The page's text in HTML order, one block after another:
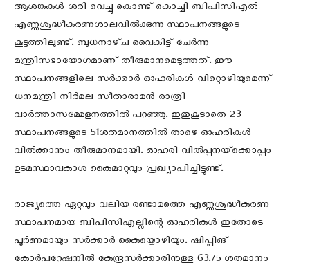
ആശങ്കകള്‍ ശരി വെച്ചു കൊണ്ട് കൊച്ചി ബിപിസിഎൽ
എണ്ണശുദ്ധീകരണശാലവിൽക്കുന്ന സ്ഥാപനങ്ങളുടെ
കൂട്ടത്തിലുണ്ട്‌. ബുധനാഴ്‌ച വൈകിട്ട്‌ ചേർന്ന
മന്ത്രിസഭായോഗമാണ്‌ തീരുമാനമെടുത്തത്‌. ഈ
സ്ഥാപനങ്ങളിലെ സർക്കാർ ഓഹരികൾ വിറ്റൊഴിയുമെന്ന്
ധനമന്ത്രി നിർമല സീതാരാമൻ രാത്രി
വാർത്താസമ്മേളനത്തിൽ പറഞ്ഞു. ഇതുകൂടാതെ 23
സ്ഥാപനങ്ങളുടെ 51ശതമാനത്തിൽ താഴെ ഓഹരികൾ
വിൽക്കാനും തീരുമാനമായി. ഓഹരി വിൽപ്പനയ്‌ക്കൊപ്പം
ഉടമസ്ഥാവകാശ കൈമാറ്റവും പ്രഖ്യാപിച്ചിട്ടുണ്ട്‌.
രാജ്യത്തെ ഏറ്റവും വലിയ രണ്ടാമത്തെ എണ്ണശുദ്ധീകരണ
സ്ഥാപനമായ ബിപിസിഎല്ലിന്റെ ഓഹരികൾ ഇതോടെ
പൂർണമായും സർക്കാർ കൈയ്യൊഴിയും. ഷിപ്പിങ്
കോർപറേഷനിൽ കേന്ദ്രസർക്കാരിനുള്ള 63.75 ശതമാനം